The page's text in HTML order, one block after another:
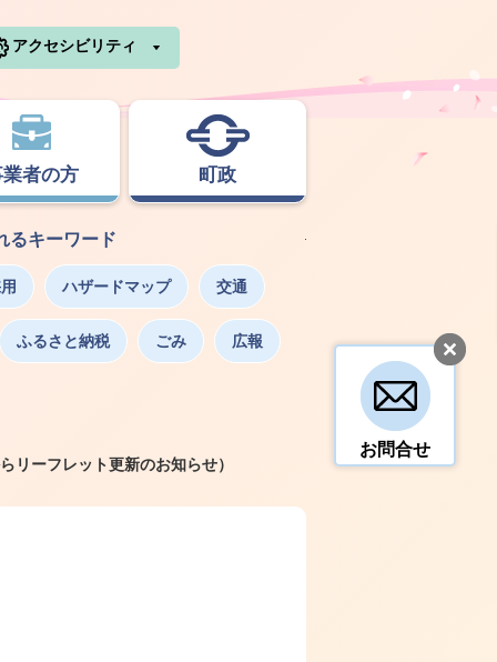
アクセシビリティ
者の方 町政
るキーワード
ハザードマップ 交通
ふるさと納税 ごみ 広報
お問合せ
リーフレット更新のお知らせ）